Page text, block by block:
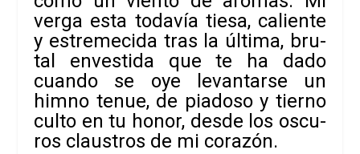
verga esta toda­vía tiesa, caliente
y estre­me­cida tras la última, bru­
tal enves­tida que te ha dado
cuando se oye levan­tarse un
himno tenue, de pia­doso y tierno
culto en tu honor, desde los oscu­
ros claus­tros de mi cora­zón.